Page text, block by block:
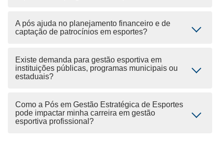
A pós ajuda no planejamento financeiro e de
captação de patrocínios em esportes?
Existe demanda para gestão esportiva em
instituições públicas, programas municipais ou
estaduais?
Como a Pós em Gestão Estratégica de Esportes
pode impactar minha carreira em gestão
esportiva profissional?